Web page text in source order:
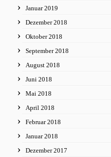
Januar 2019
Dezember 2018
Oktober 2018
September 2018
August 2018
Juni 2018
Mai 2018
April 2018
Februar 2018
Januar 2018
Dezember 2017